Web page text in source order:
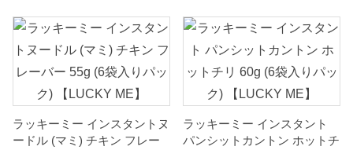
ク
)
【
L
U
C
K
M
E
ス
タ
ン
ト
パ
ン
シ
ッ
ト
カ
ン
ン
ト
ヌ
ド
ル
ミ
)
ラッキーミー インスタントヌ
ードル (マミ) チキン フレー
ラッキーミー インスタント
パンシットカントン ホットチ